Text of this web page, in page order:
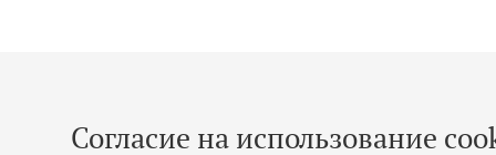
Согласие на использование